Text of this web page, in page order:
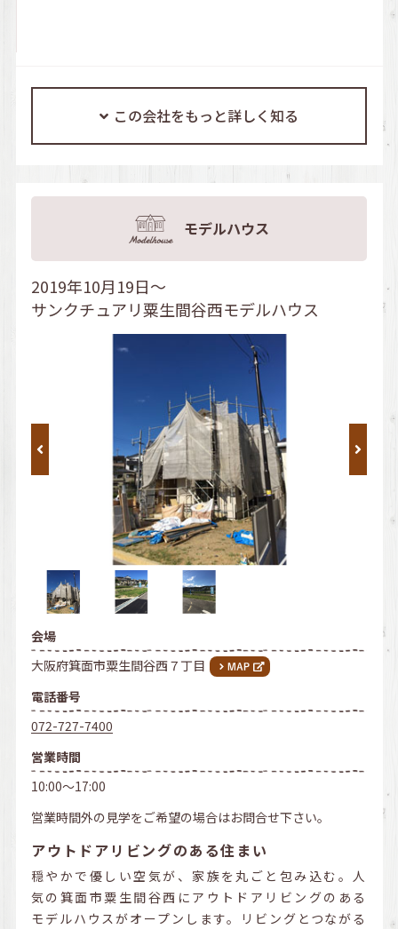
この会社をもっと詳しく知る
モデルハウス
2019年10月19日～
サンクチュアリ粟生間谷西モデルハウス
会場
大阪府箕面市粟生間谷西７丁目
電話番号
072-727-7400
営業時間
10:00～17:00
営業時間外の見学をご希望の場合はお問合せ下さい。
アウトドアリビングのある住まい
穏やかで優しい空気が、家族を丸ごと包み込む。人
気の箕面市粟生間谷西にアウトドアリビングのある
モデルハウスがオープンします。リビングとつながる